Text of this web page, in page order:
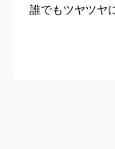
誰でもツヤツヤ